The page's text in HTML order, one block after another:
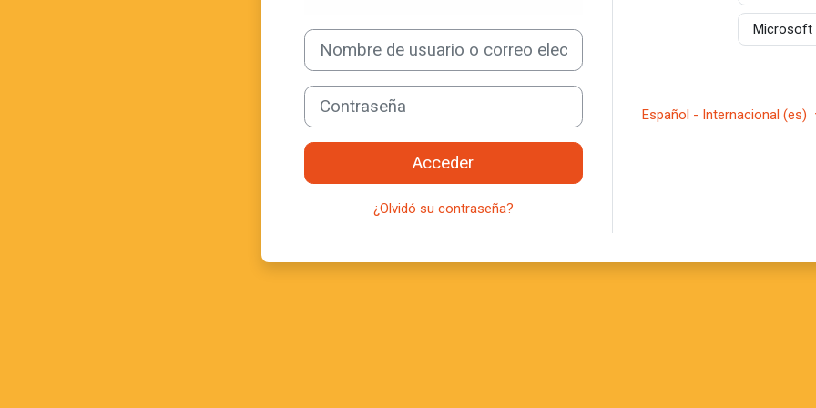
Nombre de usuario o correo electrónico
Contraseña
Acceder
¿Olvidó su contraseña?
Microsoft
Español - Internacional ‎(es)‎